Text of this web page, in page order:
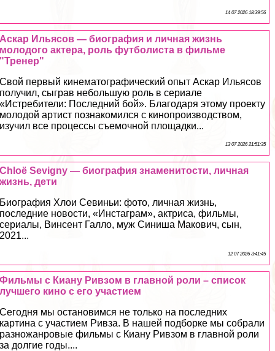
14 07 2026 18:39:56
Аскар Ильясов — биография и личная жизнь
молодого актера, роль футболиста в фильме
"Тренер"
Свой первый кинематографический опыт Аскар Ильясов
получил, сыграв небольшую роль в сериале
«Истребители: Последний бой». Благодаря этому проекту
молодой артист познакомился с кинопроизводством,
изучил все процессы съемочной площадки...
13 07 2026 21:51:35
Chloë Sevigny — биография знаменитости, личная
жизнь, дети
Биография Хлои Севиньи: фото, личная жизнь,
последние новости, «Инстаграм», актриса, фильмы,
сериалы, Винсент Галло, муж Синиша Макович, сын,
2021...
12 07 2026 3:41:45
Фильмы с Киану Ривзом в главной роли – список
лучшего кино с его участием
Сегодня мы остановимся не только на последних
картина с участием Ривза. В нашей подборке мы собрали
разножанровые фильмы с Киану Ривзом в главной роли
за долгие годы....